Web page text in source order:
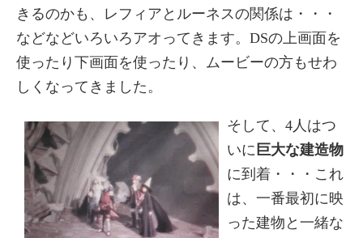
きるのかも、レフィアとルーネスの関係は・・・
などなどいろいろアオってきます。DSの上画面を
使ったり下画面を使ったり、ムービーの方もせわ
しくなってきました。
そして、4人はつ
いに 巨大な建造物
に到着・・・これ
は、一番最初に映
った建物と一緒な